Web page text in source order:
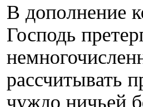
В дополнение
Господь
рассчитывать
чуждо ничьей